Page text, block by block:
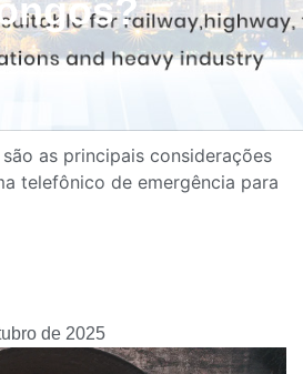
são as principais considerações
telefônico de emergência para
de 2025